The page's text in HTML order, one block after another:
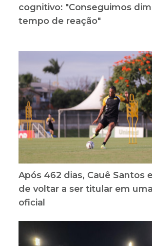
cognitivo: "Conseguimos
tempo de reação"
Após 462 dias, Cauê Santos
de voltar a ser titular em
oficial